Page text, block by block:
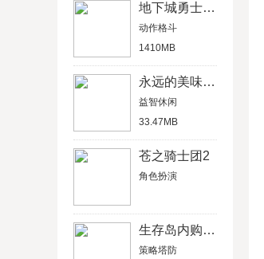
地下城勇士官网版
动作格斗
1410MB
永远的美味星球4破解版
益智休闲
33.47MB
苍之骑士团2
角色扮演
生存岛内购破解版
策略塔防